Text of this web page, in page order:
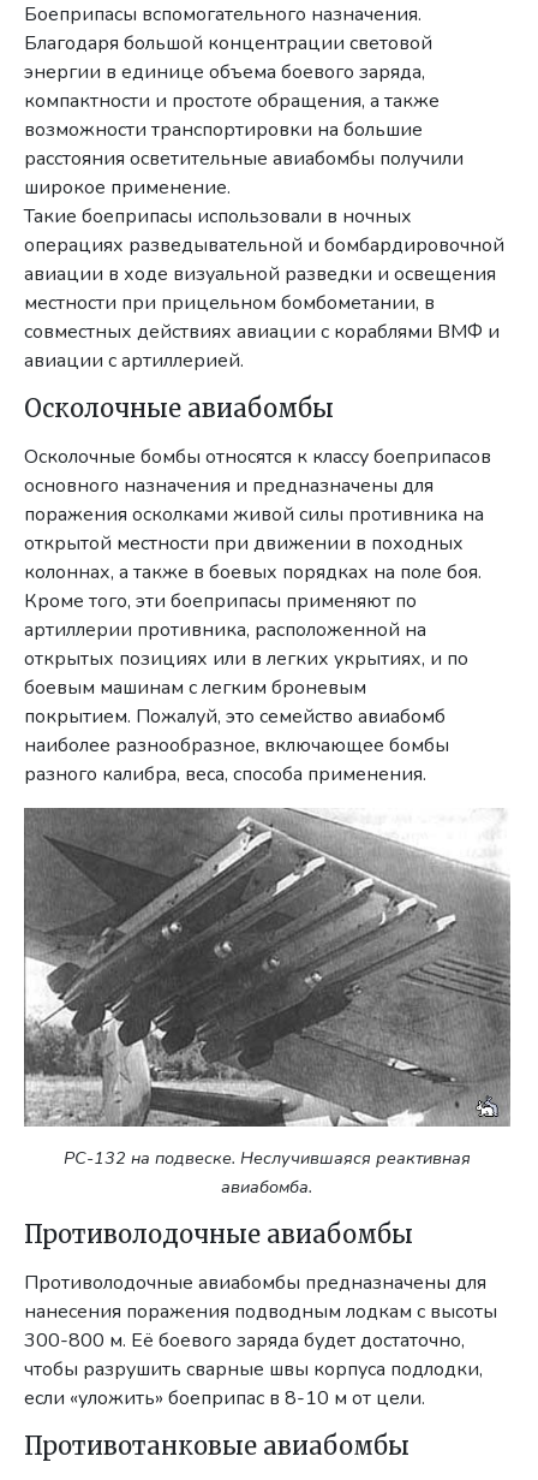
Боеприпасы вспомогательного назначения.
Благодаря большой концентрации световой
энергии в единице объема боевого заряда,
компактности и простоте обращения, а также
возможности транспортировки на большие
расстояния осветительные авиабомбы получили
широкое применение.
Такие боеприпасы использовали в ночных
операциях разведывательной и бомбардировочной
авиации в ходе визуальной разведки и освещения
местности при прицельном бомбометании, в
совместных действиях авиации с кораблями ВМФ и
авиации с артиллерией.
Осколочные авиабомбы
Осколочные бомбы относятся к классу боеприпасов
основного назначения и предназначены для
поражения осколками живой силы противника на
открытой местности при движении в походных
колоннах, а также в боевых порядках на поле боя.
Кроме того, эти боеприпасы применяют по
артиллерии противника, расположенной на
открытых позициях или в легких укрытиях, и по
боевым машинам с легким броневым
покрытием. Пожалуй, это семейство авиабомб
наиболее разнообразное, включающее бомбы
разного калибра, веса, способа применения.
РС-132 на подвеске. Неслучившаяся реактивная
авиабомба.
Противолодочные авиабомбы
Противолодочные авиабомбы предназначены для
нанесения поражения подводным лодкам с высоты
300-800 м. Её боевого заряда будет достаточно,
чтобы разрушить сварные швы корпуса подлодки,
если «уложить» боеприпас в 8-10 м от цели.
Противотанковые авиабомбы